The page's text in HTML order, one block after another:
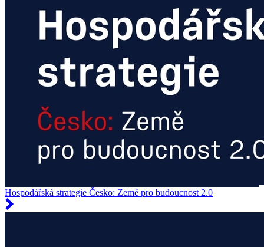
Hospodářská strategie Česko: Země pro budoucnost 2.0